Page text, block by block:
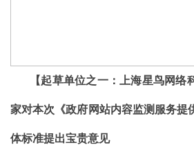
【起草单位之一：上海星鸟网络
家对本次《政府网站内容监测服务提
体标准提出宝贵意见